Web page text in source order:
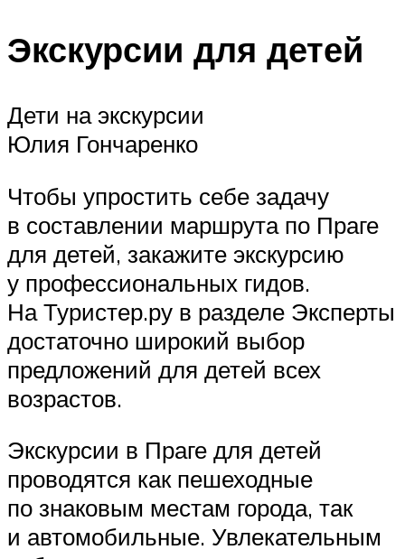
Экскурсии для детей
Дети на экскурсии
Юлия Гончаренко
Чтобы упростить себе задачу
в составлении маршрута по Праге
для детей, закажите экскурсию
у профессиональных гидов.
На Туристер.ру в разделе Эксперты
достаточно широкий выбор
предложений для детей всех
возрастов.
Экскурсии в Праге для детей
проводятся как пешеходные
по знаковым местам города, так
и автомобильные. Увлекательным